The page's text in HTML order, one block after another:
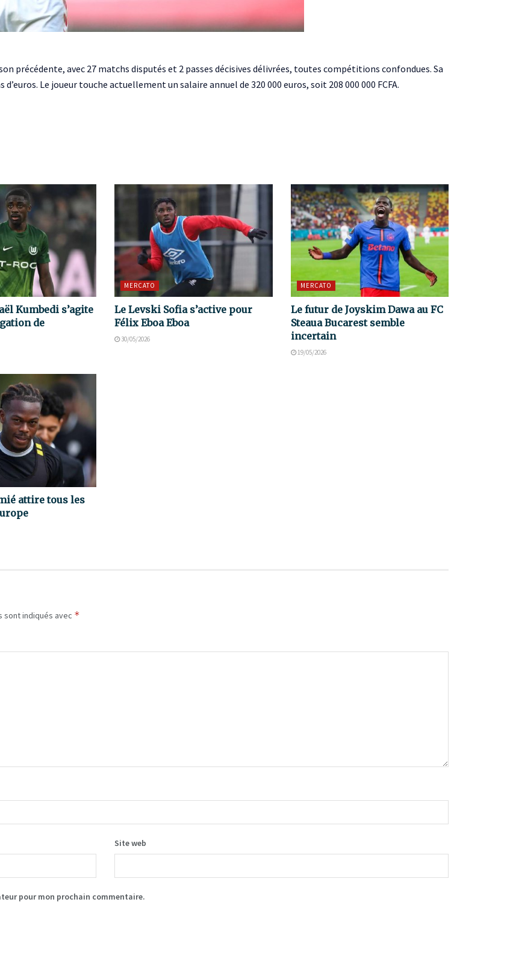
précédente, avec 27 matchs disputés et 2 passes décisives délivrées, toutes compétitions confondues. Sa
Le joueur touche actuellement un salaire annuel de 320 000 euros, soit 208 000 000 FCFA.
Kumbedi s’agite
de
MERCATO
Le Levski Sofia s’active pour
Félix Eboa Eboa
30/05/2026
MERCATO
Le futur de Joyskim Dawa au FC
Steaua Bucarest semble
incertain
19/05/2026
attire tous les
sont indiqués avec *
Site web
pour mon prochain commentaire.